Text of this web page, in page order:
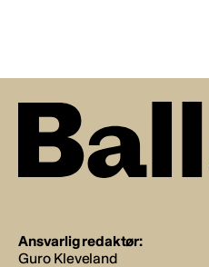
Ansvarlig redaktør:
Guro Kleveland